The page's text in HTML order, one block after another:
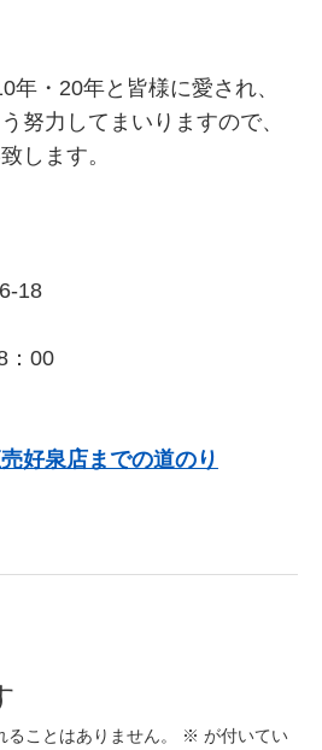
年・20年と皆様に愛され、
努力してまいりますので、
します。
18
：00
好泉店までの道のり
ことはありません。 ※ が付いてい